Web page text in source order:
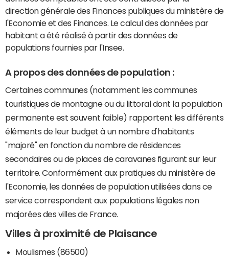
direction générale des Finances publiques du ministère de
l'Economie et des Finances. Le calcul des données par
habitant a été réalisé à partir des données de
populations fournies par l'Insee.
A propos des données de population :
Certaines communes (notamment les communes
touristiques de montagne ou du littoral dont la population
permanente est souvent faible) rapportent les différents
éléments de leur budget à un nombre d'habitants
"majoré" en fonction du nombre de résidences
secondaires ou de places de caravanes figurant sur leur
territoire. Conformément aux pratiques du ministère de
l'Economie, les données de population utilisées dans ce
service correspondent aux populations légales non
majorées des villes de France.
Villes à proximité de Plaisance
Moulismes (86500)